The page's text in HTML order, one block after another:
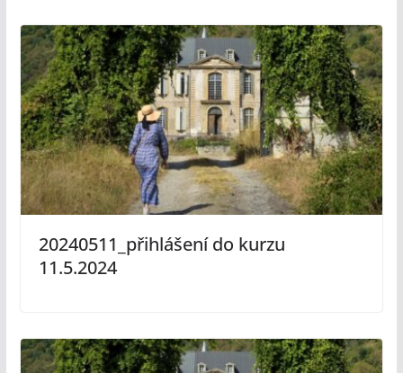
20240511_přihlášení do kurzu
11.5.2024